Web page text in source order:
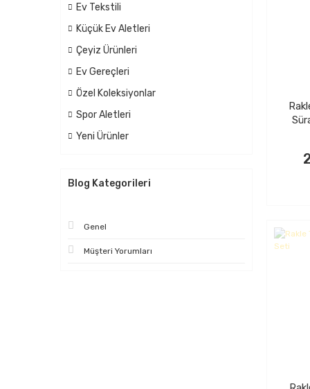
Ev Tekstili
Küçük Ev Aletleri
Çeyiz Ürünleri
Ev Gereçleri
Özel Koleksiyonlar
Spor Aletleri
Yeni Ürünler
Blog Kategorileri
Genel
Müşteri Yorumları